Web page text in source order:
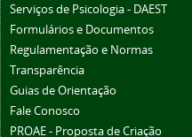
Serviços de Psicologia - DAEST
Formulários e Documentos
Regulamentação e Normas
Transparência
Guias de Orientação
Fale Conosco
PROAE - Proposta de Criação